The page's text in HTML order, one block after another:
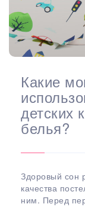
Какие
детских
белья?
Здоровый сон
качества
ним. Перед